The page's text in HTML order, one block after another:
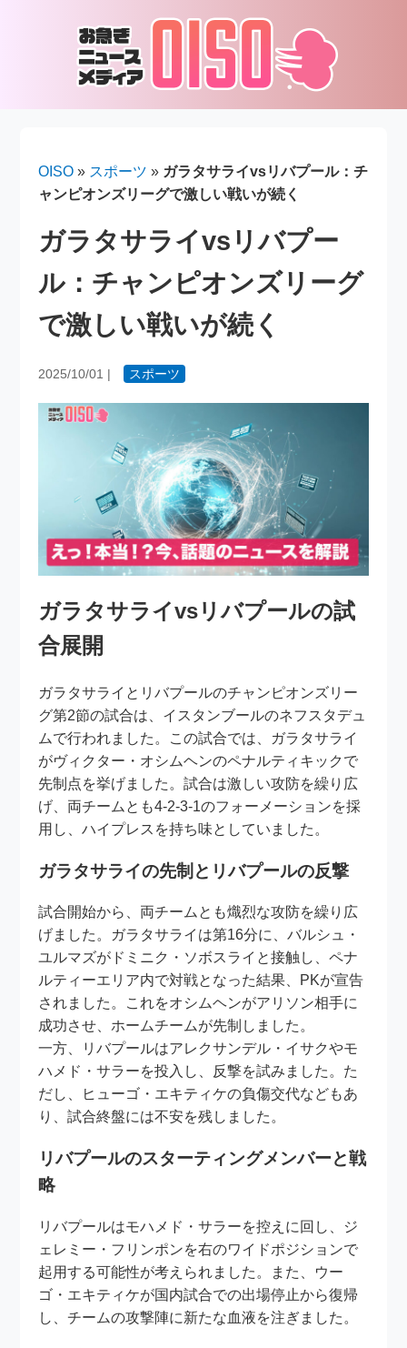
OISO » スポーツ » ガラタサライvsリバプール：チ
ャンピオンズリーグで激しい戦いが続く
ガラタサライvsリバプー
ル：チャンピオンズリーグ
で激しい戦いが続く
2025/10/01 | スポーツ
ガラタサライvsリバプールの試
合展開
ガラタサライとリバプールのチャンピオンズリー
グ第2節の試合は、イスタンブールのネフスタデュ
ムで行われました。この試合では、ガラタサライ
がヴィクター・オシムヘンのペナルティキックで
先制点を挙げました。試合は激しい攻防を繰り広
げ、両チームとも4-2-3-1のフォーメーションを採
用し、ハイプレスを持ち味としていました。
ガラタサライの先制とリバプールの反撃
試合開始から、両チームとも熾烈な攻防を繰り広
げました。ガラタサライは第16分に、バルシュ・
ユルマズがドミニク・ソボスライと接触し、ペナ
ルティーエリア内で対戦となった結果、PKが宣告
されました。これをオシムヘンがアリソン相手に
成功させ、ホームチームが先制しました。
一方、リバプールはアレクサンデル・イサクやモ
ハメド・サラーを投入し、反撃を試みました。た
だし、ヒューゴ・エキティケの負傷交代などもあ
り、試合終盤には不安を残しました。
リバプールのスターティングメンバーと戦
略
リバプールはモハメド・サラーを控えに回し、ジ
ェレミー・フリンポンを右のワイドポジションで
起用する可能性が考えられました。また、ウー
ゴ・エキティケが国内試合での出場停止から復帰
し、チームの攻撃陣に新たな血液を注ぎました。